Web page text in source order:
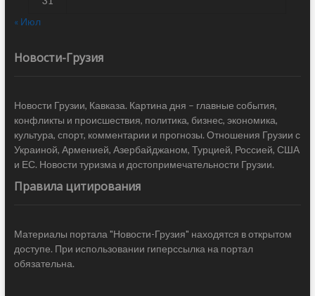
« Июл
Новости-Грузия
Новости Грузии, Кавказа. Картина дня – главные события,
конфликты и происшествия, политика, бизнес, экономика,
культура, спорт, комментарии и прогнозы. Отношения Грузии с
Украиной, Арменией, Азербайджаном, Турцией, Россией, США
и ЕС. Новости туризма и достопримечательности Грузии.
Правила цитирования
Материалы портала "Новости-Грузия" находятся в открытом
доступе. При использовании гиперссылка на портал
обязательна.